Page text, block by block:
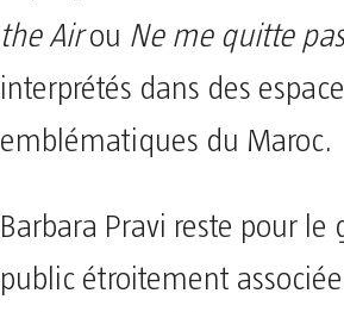
the Airou Ne me quitte pas
interprétés dans des
emblématiques du Maroc.
Barbara Pravi reste pour le
public étroitement